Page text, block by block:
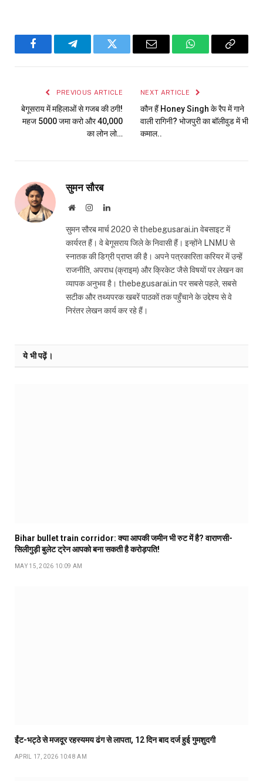
FacebookTelegramTwitter Email WhatsAppCopy
PREVIOUS ARTICLE
बेगूसराय में महिलाओं से गजब की ठगी!
महज ₹5000 जमा करो और ₹40,000
का लोन लो…
NEXT ARTICLE
कौन हैं Honey Singh के रैप में गाने
वाली रागिनी? भोजपुरी का बॉलीवुड में भी
कमाल..
सुमन सौरब
WebsiteInstagramLinkedIn
सुमन सौरब मार्च 2020 से thebegusarai.in वेबसाइट में
कार्यरत हैं। वे बेगूसराय जिले के निवासी हैं। इन्होंने LNMU से
स्नातक की डिग्री प्राप्त की है। अपने पत्रकारिता करियर में उन्हें
राजनीति, अपराध (क्राइम) और क्रिकेट जैसे विषयों पर लेखन का
व्यापक अनुभव है। thebegusarai.in पर सबसे पहले, सबसे
सटीक और तथ्यपरक खबरें पाठकों तक पहुँचाने के उद्देश्य से वे
निरंतर लेखन कार्य कर रहे हैं।
ये भी पढ़ें।
Bihar bullet train corridor: क्या आपकी जमीन भी रुट में है? वाराणसी-
सिलीगुड़ी बुलेट ट्रेन आपको बना सकती है करोड़पति!
MAY 15, 2026 10:09 AM
ईंट-भट्ठे से मजदूर रहस्यमय ढंग से लापता, 12 दिन बाद दर्ज हुई गुमशुदगी
APRIL 17, 2026 10:48 AM